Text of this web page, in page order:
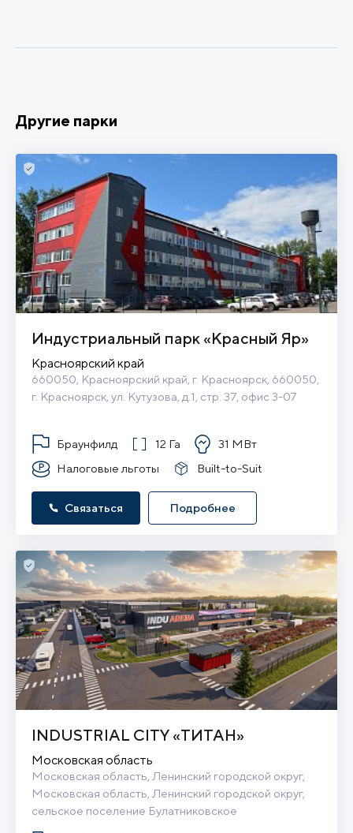
Другие парки
Индустриальный парк «Красный Яр»
Красноярский край
660050, Красноярский край, г. Красноярск, 660050,
г. Красноярск, ул. Кутузова, д.1, стр. 37, офис 3-07
Браунфилд 12 Га
31 МВт
Налоговые льготы
Built-to-Suit
Связаться Подробнее
INDUSTRIAL CITY «ТИТАН»
Московская область
Московская область, Ленинский городской округ,
Московская область, Ленинский городской округ,
сельское поселение Булатниковское